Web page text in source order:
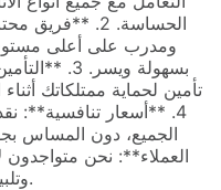
الحساسة. 2.
ومدرب على أعلى مستوى
بسهولة
تأمين لحماية ممتلكاتك
4. **أسعار تنافسية**:
العملاء**: نحن
وتلبية ما تحتاجه.